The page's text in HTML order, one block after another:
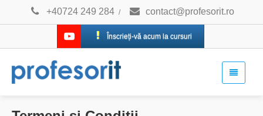
+40724 249 284 / contact@profesorit.ro
Înscrieți-vă acum la cursuri